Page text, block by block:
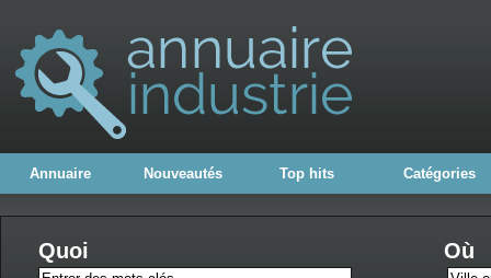
Annuaire Nouveautés Top hits Catégories
Quoi Où